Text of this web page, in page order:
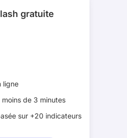
gratuite
ligne
moins de 3 minutes
sur +20 indicateurs